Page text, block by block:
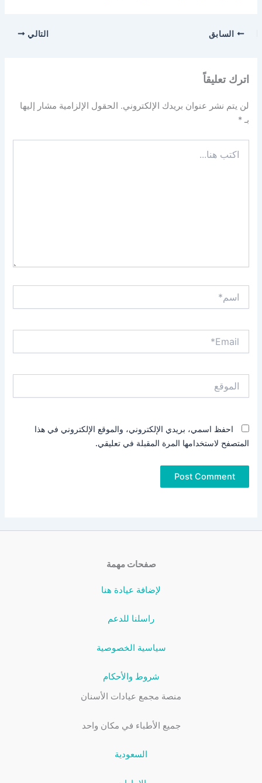
السابق التالي
اترك تعليقاً
لن يتم نشر عنوان بريدك الإلكتروني. الحقول الإلزامية مشار إليها
بـ*
هنا...
احفظ اسمي، بريدي الإلكتروني، والموقع الإلكتروني في هذا
المتصفح لاستخدامها المرة المقبلة في تعليقي.
صفحات مهمة
لإضافة عيادة هنا
راسلنا للدعم
سياسية الخصوصية
شروط والأحكام
منصة مجمع عيادات الأسنان
جميع الأطباء في مكان واحد
السعودية